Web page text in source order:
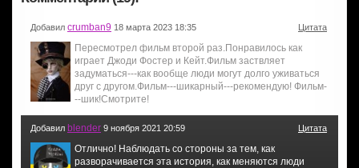
Добавил crumban9 18 марта 2023 18:35 Цитата
Пересмотрел фильм второй раз.Понравилось как
играет Джоди Фостер и Кейт.Фильм заствляет
задуматься---как вообще люди могут долго уживаться
друг с другом.Фильм---шикарный---рекомендую! Фильм-
--шик!Смотрите!
Добавил blender 9 ноября 2021 20:59 Цитата
Отлично! Наблюдать со стороны за тем, как
разворачивается эта история, как меняются люди